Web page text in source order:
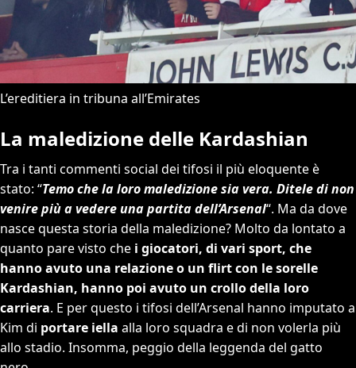
L’ereditiera in tribuna all’Emirates
La maledizione delle Kardashian
Tra i tanti commenti social dei tifosi il più eloquente è
stato: “Temo che la loro maledizione sia vera. Ditele di non
venire più a vedere una partita dell’Arsenal“. Ma da dove
nasce questa storia della maledizione? Molto da lontato a
quanto pare visto che i giocatori, di vari sport, che
hanno avuto una relazione o un flirt con le sorelle
Kardashian, hanno poi avuto un crollo della loro
carriera. E per questo i tifosi dell’Arsenal hanno imputato a
Kim di portare iella alla loro squadra e di non volerla più
allo stadio. Insomma, peggio della leggenda del gatto